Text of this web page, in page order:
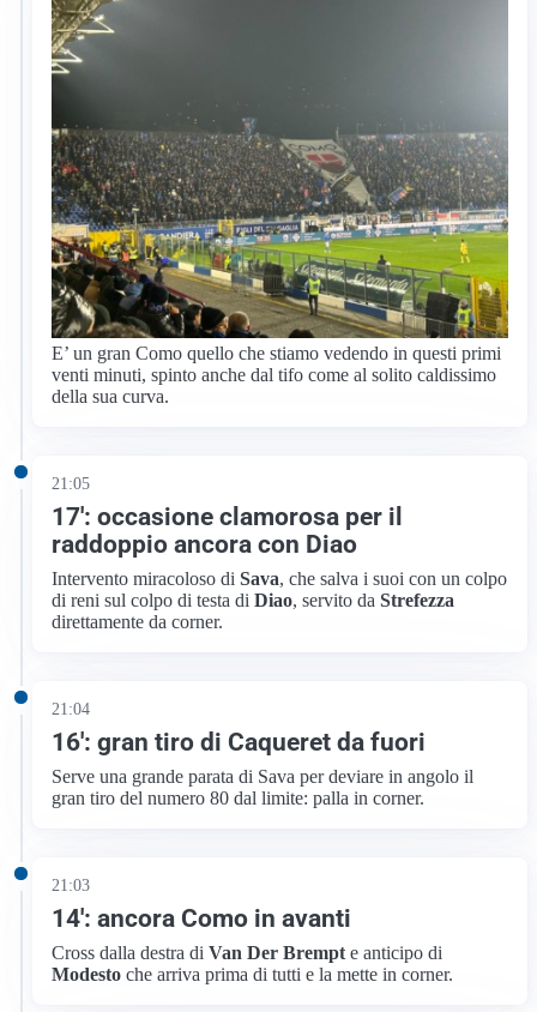
E’ un gran Como quello che stiamo vedendo in questi primi
venti minuti, spinto anche dal tifo come al solito caldissimo
della sua curva.
21:05
17′: occasione clamorosa per il
raddoppio ancora con Diao
Intervento miracoloso diSava, che salva i suoi con un colpo
di reni sul colpo di testa diDiao, servito daStrefezza
direttamente da corner.
21:04
16′: gran tiro di Caqueret da fuori
Serve una grande parata di Sava per deviare in angolo il
gran tiro del numero 80 dal limite: palla in corner.
21:03
14′: ancora Como in avanti
Cross dalla destra diVan Der Brempt e anticipo di
Modesto che arriva prima di tutti e la mette in corner.